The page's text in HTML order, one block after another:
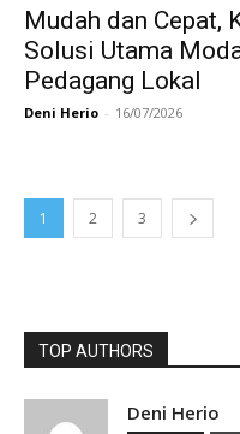
Mudah dan Cepat,
Solusi Utama
Pedagang Lokal
Deni Herio - 16/07/2026
1 2 3
TOP AUTHORS
Deni Herio